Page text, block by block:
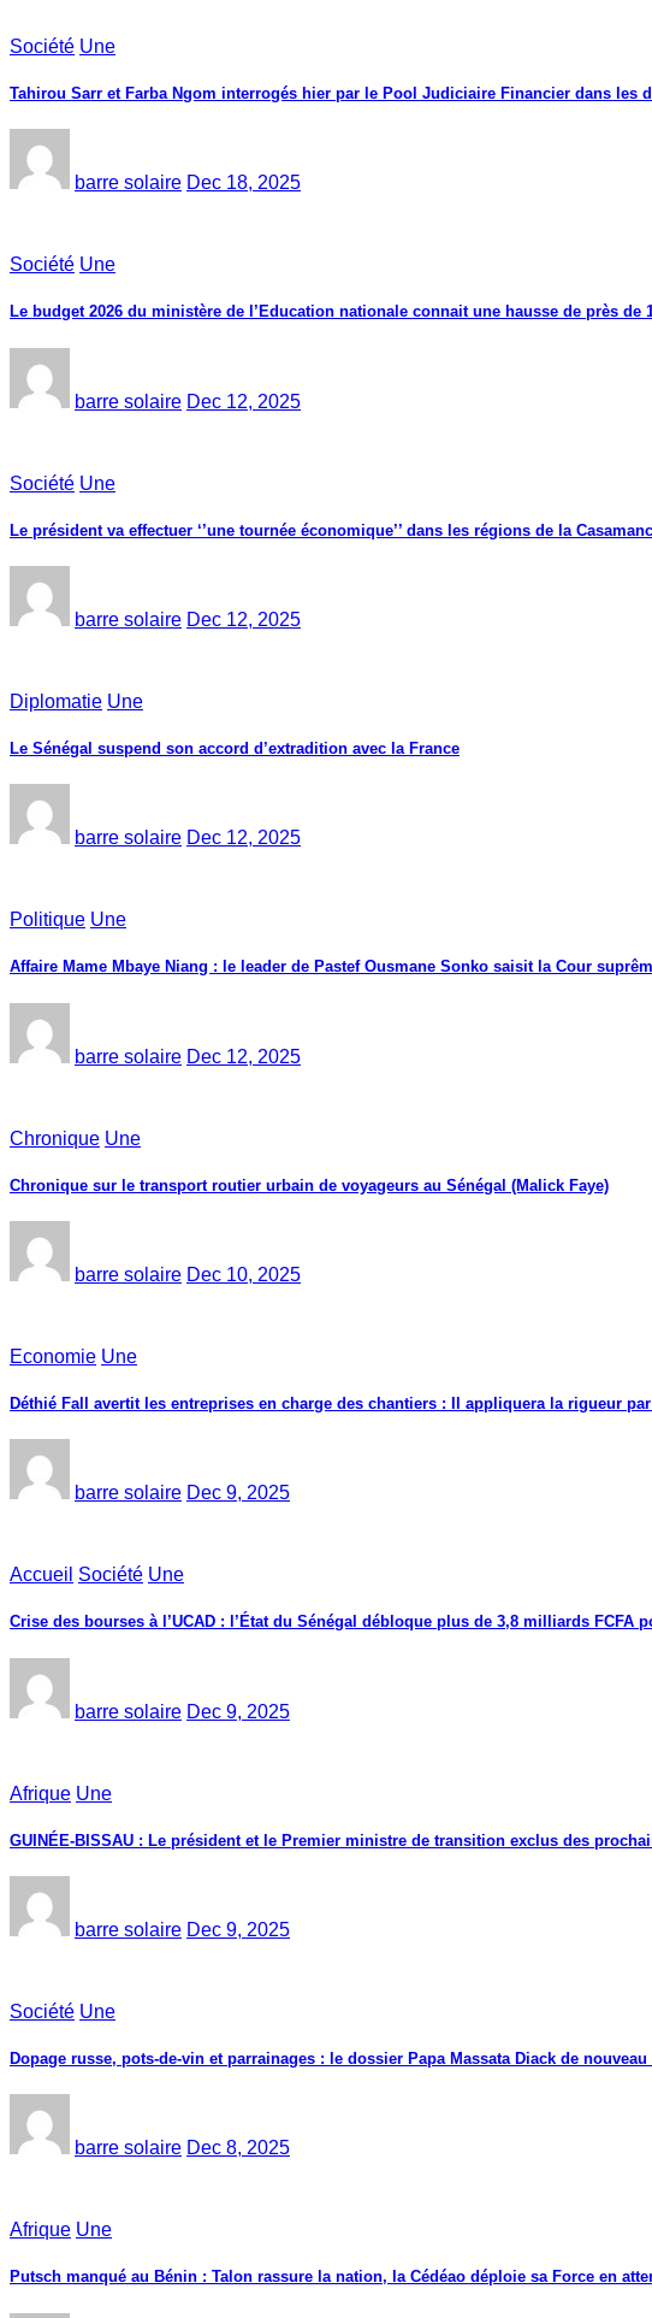
Société Une
Tahirou Sarr et Farba Ngom interrogés hier par le Pool Judiciaire Financier dans les
barre solaire Dec 18, 2025
Société Une
Le budget 2026 du ministère de l’Education nationale connait une hausse de près de
barre solaire Dec 12, 2025
Société Une
Le président va effectuer ‘’une tournée économique’’ dans les régions de la
barre solaire Dec 12, 2025
Diplomatie Une
Le Sénégal suspend son accord d’extradition avec la France
barre solaire Dec 12, 2025
Politique Une
Affaire Mame Mbaye Niang : le leader de Pastef Ousmane Sonko saisit la Cour
barre solaire Dec 12, 2025
Chronique Une
Chronique sur le transport routier urbain de voyageurs au Sénégal (Malick Faye)
barre solaire Dec 10, 2025
Economie Une
Déthié Fall avertit les entreprises en charge des chantiers : Il appliquera la rigueur
barre solaire Dec 9, 2025
Accueil Société Une
Crise des bourses à l’UCAD : l’État du Sénégal débloque plus de 3,8 milliards FCFA
barre solaire Dec 9, 2025
Afrique Une
GUINÉE-BISSAU : Le président et le Premier ministre de transition exclus des
barre solaire Dec 9, 2025
Société Une
Dopage russe, pots-de-vin et parrainages : le dossier Papa Massata Diack de
barre solaire Dec 8, 2025
Afrique Une
Putsch manqué au Bénin : Talon rassure la nation, la Cédéao déploie sa Force en